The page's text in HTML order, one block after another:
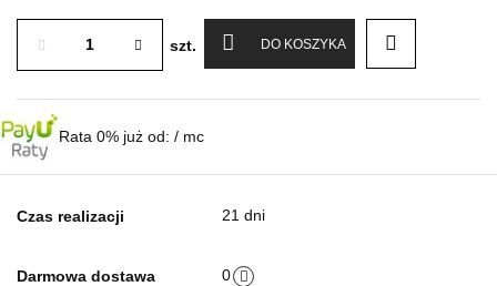
szt. DO KOSZYKA
Rata 0% już od:/ mc
Czas realizacji 21 dni
Darmowa dostawa 0